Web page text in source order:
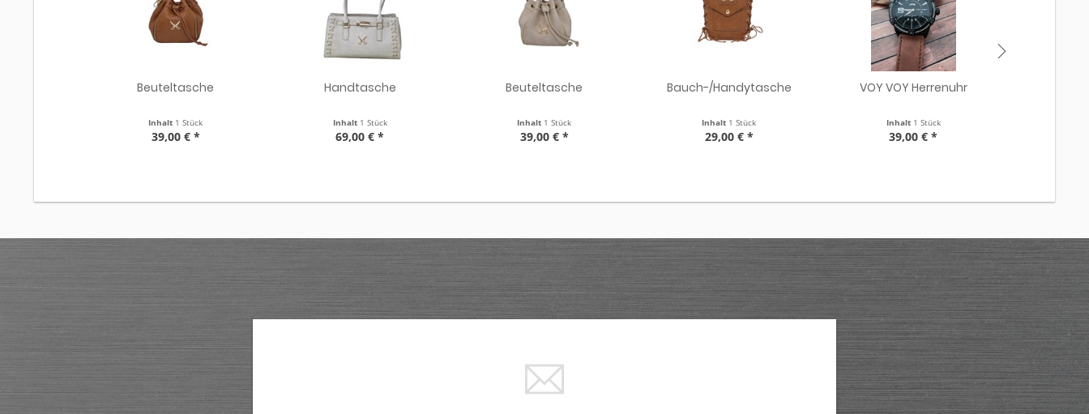
Beuteltasche
Inhalt 1 Stück
39,00 € *
Handtasche
Inhalt 1 Stück
69,00 € *
Beuteltasche
Inhalt 1 Stück
39,00 € *
Bauch-/Handytasche
Inhalt 1 Stück
29,00 € *
VOY VOY Herrenuhr
Inhalt 1 Stück
39,00 € *